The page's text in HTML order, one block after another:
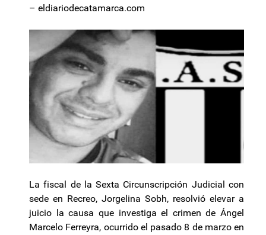
– eldiariodecatamarca.com
La fiscal de la Sexta Circunscripción Judicial con
sede en Recreo, Jorgelina Sobh, resolvió elevar a
juicio la causa que investiga el crimen de Ángel
Marcelo Ferreyra, ocurrido el pasado 8 de marzo en